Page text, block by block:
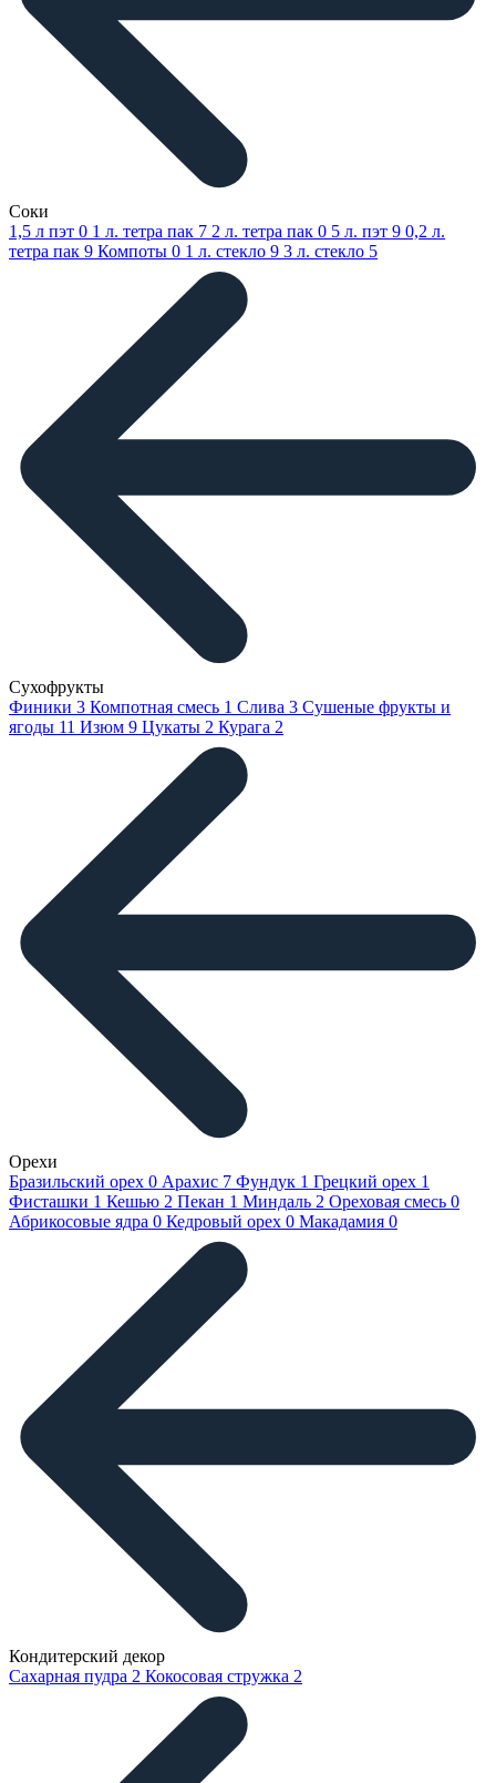
Соки
1,5 л пэт 0 1 л. тетра пак 7 2 л. тетра пак 0 5 л. пэт 9 0,2 л.
тетра пак 9 Компоты 0 1 л. стекло 9 3 л. стекло 5
Сухофрукты
Финики 3 Компотная смесь 1 Слива 3 Сушеные фрукты и
ягоды 11 Изюм 9 Цукаты 2 Курага 2
Орехи
Бразильский орех 0 Арахис 7 Фундук 1 Грецкий орех 1
Фисташки 1 Кешью 2 Пекан 1 Миндаль 2 Ореховая смесь 0
Абрикосовые ядра 0 Кедровый орех 0 Макадамия 0
Кондитерский декор
Сахарная пудра 2 Кокосовая стружка 2